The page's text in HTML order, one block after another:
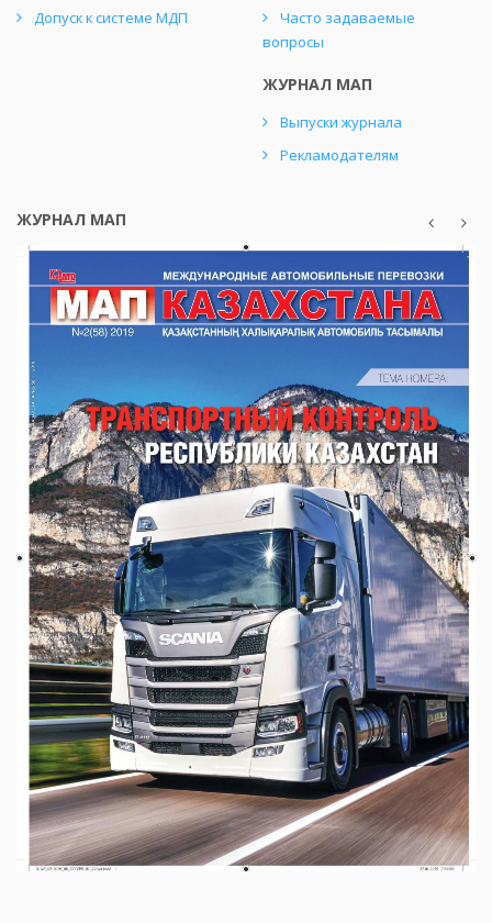
Допуск к системе МДП
Часто задаваемые
вопросы
ЖУРНАЛ МАП
Выпуски журнала
Рекламодателям
ЖУРНАЛ МАП